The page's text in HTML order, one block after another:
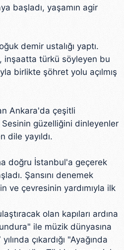
başladı, yaşamın agir
demir ustalığı yaptı.
inşaatta türkü söyleyen bu
birlikte şöhret yolu açılmış
Ankara'da çeşitli
güzelliğini dinleyenler
dile yayıldı.
doğru İstanbul'a geçerek
Şansını denemek
ve çevresinin yardımıyla ilk
olan kapıları ardına
ile müzik dünyasına
çıkardığı "Ayağında